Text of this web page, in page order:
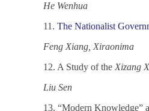
He Wenhua
11. The Nationalist
Feng Xiang, Xiraonima
12. A Study of the Xizang
Liu Sen
13. “Modern Knowledge”